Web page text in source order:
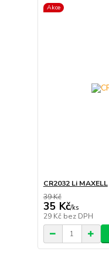
Akce
CR2032 Li MAXELL
39 Kč
35 Kč/ks
29 Kč bez DPH